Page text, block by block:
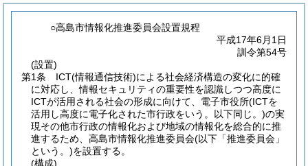
○高島市情報化推進委員会設置規程
平成17年6月1日
訓令第54号
(設置)
第1条
ICT(情報通信技術)による社会経済構造の変化に的確
に対応し、情報セキュリティの重要性を認識しつつ高度に
ICTが活用される社会の形成に向けて、電子市役所(ICTを
活用し高度に電子化された市行政をいう。以下同じ。)の実
現その他市行政の情報化および地域の情報化を総合的に推
進するため、高島市情報化推進委員会(以下「推進委員会」
という。)を設置する。
(構成)